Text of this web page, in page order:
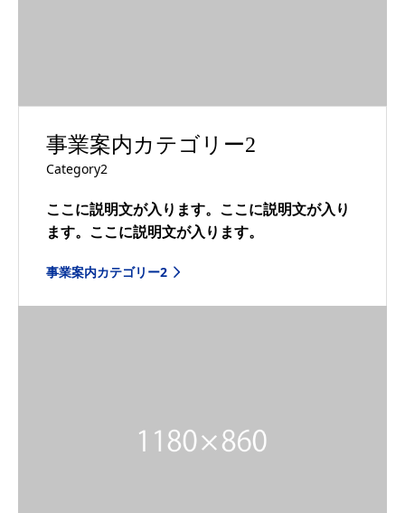
事業案内カテゴリー2
Category2
ここに説明文が入ります。ここに説明文が入り
ます。ここに説明文が入ります。
事業案内カテゴリー2